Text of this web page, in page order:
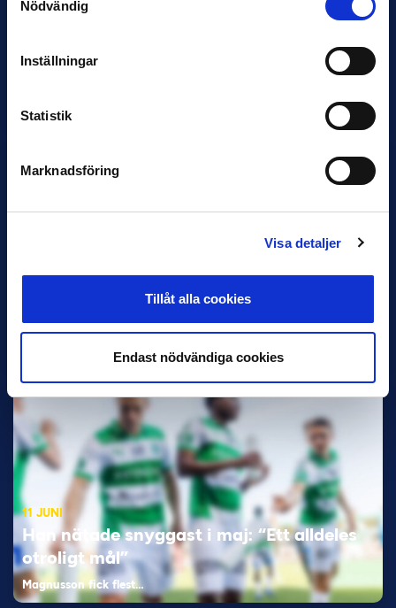
Nödvändig
Inställningar
Statistik
Marknadsföring
Visa detaljer
Tillåt alla cookies
Endast nödvändiga cookies
Favorit i repris för Sirius i maj
VM-spelare med förflutet i Allsvenskan
och Superettan
Bosnien & Hercegovina Armin Gigovic — Helsingborgs IF
Dennis Hadžikadunić — Malmö FF / Trelleborg FF
11 JUNI
Han nätade snyggast i maj: “Ett alldeles
otroligt mål”
Magnusson fick flest…